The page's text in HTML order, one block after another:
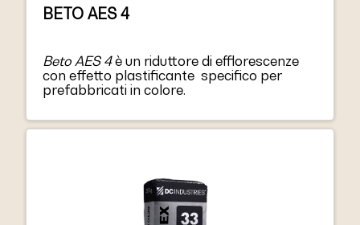
BETO AES 4
Beto AES 4è un riduttore di efflorescenze
con effetto plastificante specifico per
prefabbricati in colore.